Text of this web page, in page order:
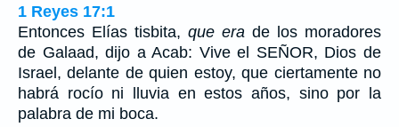
1 Reyes 17:1
Entonces Elías tisbita, que era de los moradores
de Galaad, dijo a Acab: Vive el SEÑOR, Dios de
Israel, delante de quien estoy, que ciertamente no
habrá rocío ni lluvia en estos años, sino por la
palabra de mi boca.